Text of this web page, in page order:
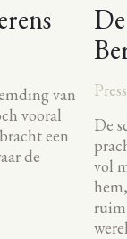
van
vooral
een
de
Press
De
vol